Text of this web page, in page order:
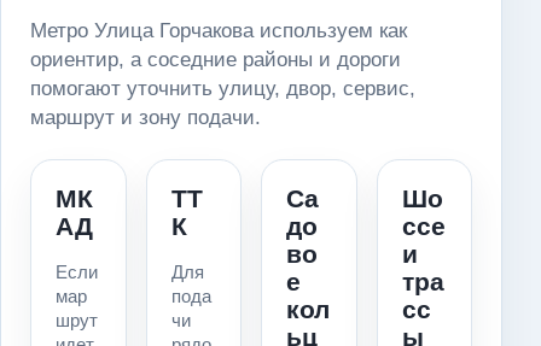
Метро Улица Горчакова используем как
ориентир, а соседние районы и дороги
помогают уточнить улицу, двор, сервис,
маршрут и зону подачи.
МК
АД
Если
мар
шрут
ТТ
К
Для
пода
чи
Са
до
во
е
кол
ьц
Шо
ссе
и
тра
сс
ы